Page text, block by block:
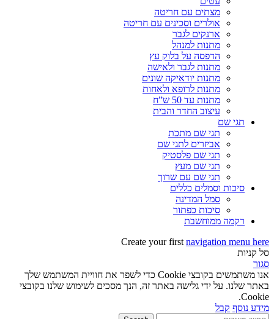
מצתים עם חריטה
אולרים וסכינים עם חריטה
ארנקים לגבר
מתנות למנהל
הדפסה על בלוק עץ
מתנות לגבר ולאישה
מתנות יודאיקה שונים
מתנות לרופא ולאחות
מתנות עד 50 ש”ח
עיצוב החדר והבית
תגי שם
תגי שם מתכת
אביזרים לתגי שם
תגי שם פלסטיק
תגי שם מעץ
תגי שם עם שרוך
סיכות וסמלים כללים
סמל המדינה
סיכות כפתור
רקמה ממוחשבת
Create your first navigation menu here
סל קניות
סגור
אנו משתמשים בקובצי Cookie כדי לשפר את חוויית המשתמש שלך
באתר שלנו. על ידי גלישה באתר זה, הנך מסכים לשימוש שלנו בקובצי
Cookie.
מידע נוסף קבל